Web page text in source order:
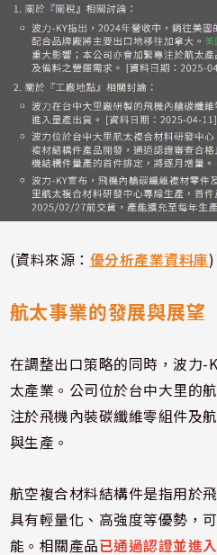
(資料來源： 優分析產業資料庫)
航太事業的發展與展望
在調整出口策略的同時，波力-
太產業。公司位於台中大里的
注於飛機內裝碳纖維零組件及
與生產。
航空複合材料結構件是指用於
具有輕量化、高強度等優勢，
能。相關產品已通過認證並進